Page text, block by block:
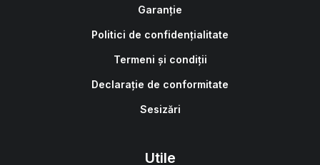
Garanție
Politici de confidențialitate
Termeni și condiții
Declarație de conformitate
Sesizări
Utile